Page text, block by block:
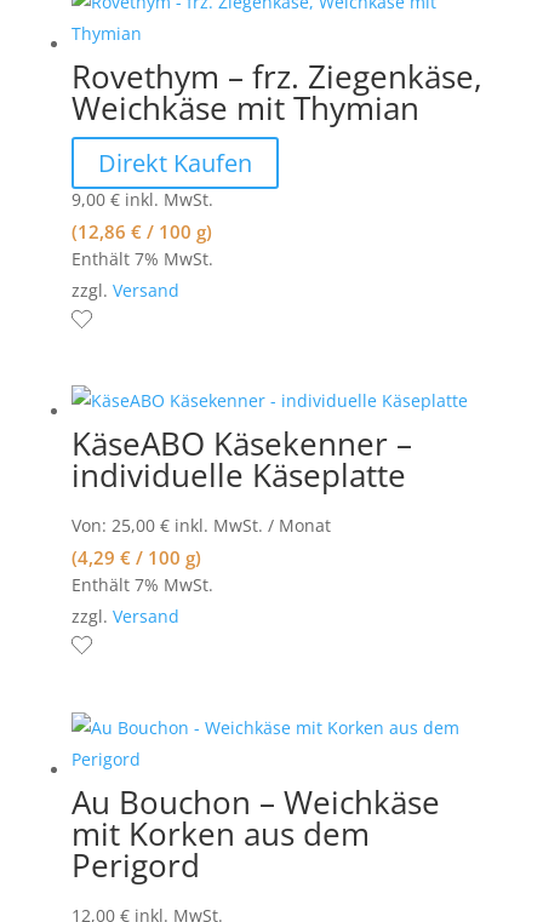
Rovethym – frz. Ziegenkäse,
Weichkäse mit Thymian
Direkt Kaufen
9,00 € inkl. MwSt.
(12,86 €/ 100 g)
Enthält 7% MwSt.
zzgl. Versand
KäseABO Käsekenner –
individuelle Käseplatte
Von: 25,00 € inkl. MwSt. / Monat
(4,29 €/ 100 g)
Enthält 7% MwSt.
zzgl. Versand
Au Bouchon – Weichkäse
mit Korken aus dem
Perigord
12,00 € inkl. MwSt.